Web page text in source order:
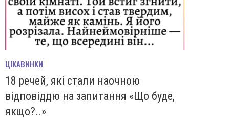
ЦІКАВИНКИ
18 речей, які стали наочною
відповіддю на запитання «Що буде,
якщо?..»